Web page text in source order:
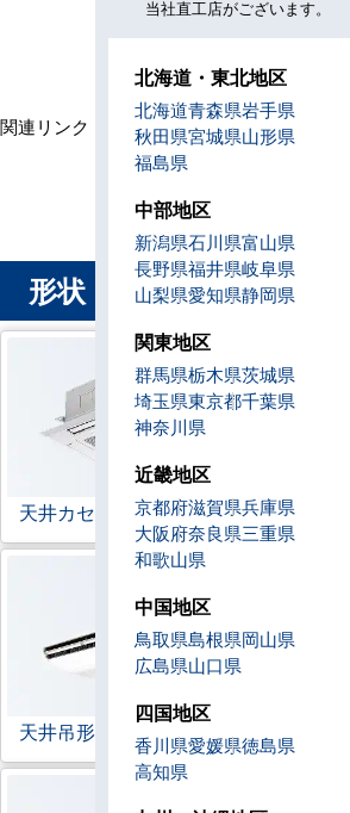
台市宮
町、利
関連リンク： TOPページヘ
宮城
宮城県直工店所在地
形状 から業務用エアコ
天井カセット形4方向 ラウ
天井吊形
当社直工店がございます。
北海道・東北地区
北海道青森県岩手県
秋田県宮城県山形県
福島県
中部地区
新潟県石川県富山県
長野県福井県岐阜県
山梨県愛知県静岡県
関東地区
群馬県栃木県茨城県
埼玉県東京都千葉県
神奈川県
近畿地区
京都府滋賀県兵庫県
大阪府奈良県三重県
和歌山県
中国地区
鳥取県島根県岡山県
広島県山口県
四国地区
香川県愛媛県徳島県
高知県